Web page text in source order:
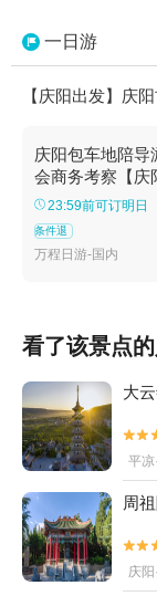
一日游
【庆阳出发】庆
庆阳包车地陪导
会商务考察【庆
同接送旅游展会
23:59前可订明日
条件退
万程日游-国内
看了该景点
大
平凉
周
庆